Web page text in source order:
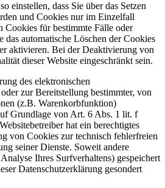
einstellen, dass Sie über das Setzen
und Cookies nur im Einzelfall
Cookies für bestimmte Fälle oder
das automatische Löschen der Cookies
aktivieren. Bei der Deaktivierung von
dieser Website eingeschränkt sein.
des elektronischen
zur Bereitstellung bestimmter, von
(z.B. Warenkorbfunktion)
Grundlage von Art. 6 Abs. 1 lit. f
hat ein berechtigtes
von Cookies zur technisch fehlerfreien
seiner Dienste. Soweit andere
Ihres Surfverhaltens) gespeichert
Datenschutzerklärung gesondert